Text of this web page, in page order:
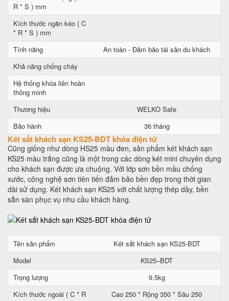
R * S ) mm
Kích thước ngăn kéo ( C
* R * S ) mm
Tính năng
An toàn - Đảm bảo tài sản du khách
Khả năng chống cháy
Hệ thống khóa liên hoàn
thông minh
Thương hiệu
WELKO Safe
Bảo hành
36 tháng
Két sắt khách sạn KS25-BDT khóa điện tử
Cũng giống như dòng HS25 màu đen, sản phẩm két khách sạn
KS25 màu trắng cũng là một trong các dòng két mini chuyên dụng
cho khách sạn được ưa chuộng. Với lớp sơn bền mầu chống
xước, công nghệ sơn tiên tiến đảm bảo bền đẹp trong thời gian
dài sử dụng. Két khách sạn KS25 với chất lượng thép dầy, bền
sẵn sàn phục vụ nhu cầu khách hàng.
Tên sản phẩm
Két sắt khách sạn KS25-BDT
Model
KS25–BDT
Trọng lượng
9.5kg
Kích thước ngoài ( C * R
Cao 250 * Rộng 350 * Sâu 250